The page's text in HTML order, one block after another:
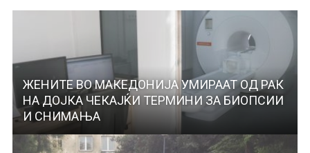
ЖЕНИТЕ ВО МАКЕДОНИЈА УМИРААТ ОД РАК
НА ДОЈКА ЧЕКАЈЌИ ТЕРМИНИ ЗА БИОПСИИ
И СНИМАЊА